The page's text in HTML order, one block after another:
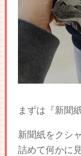
まずは『新聞
新聞紙をクシ
詰めて何かに